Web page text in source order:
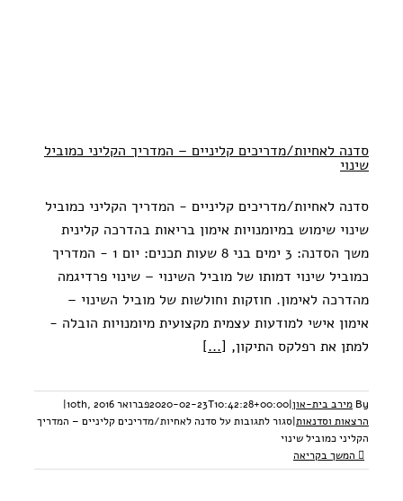
סדנה לאחיות/מדריכים קליניים – המדריך הקליני כמוביל
שינוי
סדנה לאחיות/מדריכים קליניים - המדריך הקליני כמוביל
שינוי שימוש במיומנויות אימון בריאות בהדרכה קלינית
משך הסדנה: 3 ימים בני 8 שעות תכנים: יום 1 - המדריך
כמוביל שינוי דמותו של מוביל השינוי – שינוי פרדיגמה
מהדרכה לאימון. חוזקות וחולשות של מוביל השינוי –
אימון אישי למודעות עצמית מקצועית מיומנויות הובלה -
למתן את רפלקס התיקון, [...]
By מירב בית-און|
2020-02-23T10:42:28+00:00פברואר 10th, 2016
|
הרצאות וסדנאות|סגור לתגובות על סדנה לאחיות/מדריכים קליניים – המדריך
הקליני כמוביל שינוי
המשך בקריאה